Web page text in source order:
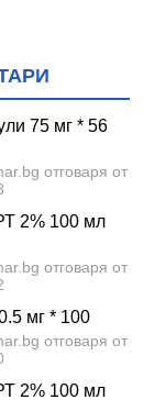
75 мг * 56
отговаря от
2% 100 мл
отговаря от
мг * 100
отговаря от
2% 100 мл